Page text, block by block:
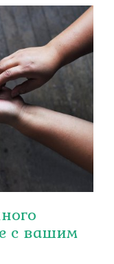
с вашим